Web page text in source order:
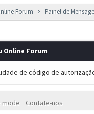
Forum Painel de
Online Forum
de código de
mode
Contate-nos